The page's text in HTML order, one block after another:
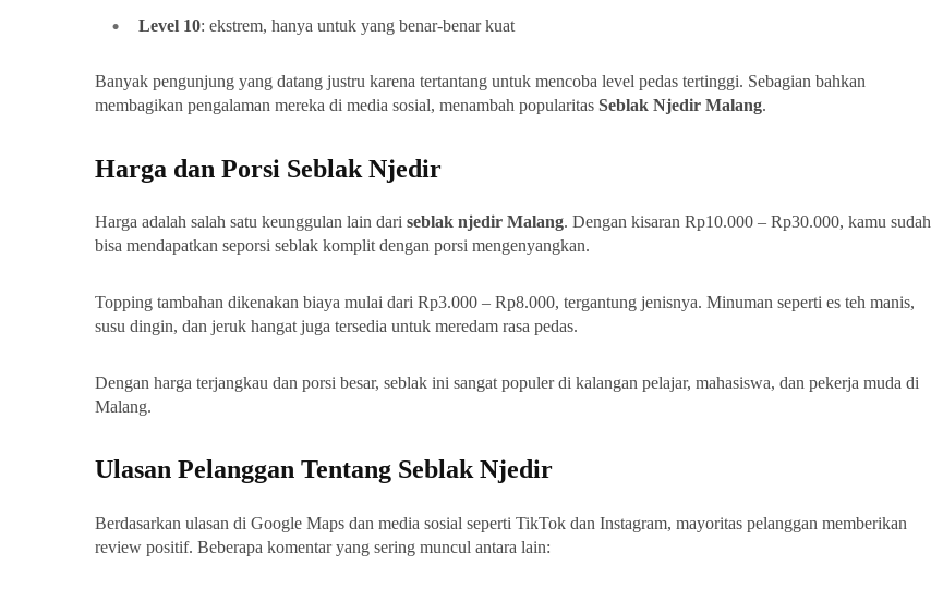
Level 10: ekstrem, hanya untuk yang benar-benar kuat
Banyak pengunjung yang datang justru karena tertantang untuk mencoba level pedas tertinggi. Sebagian bahkan
membagikan pengalaman mereka di media sosial, menambah popularitas Seblak Njedir Malang.
Harga dan Porsi Seblak Njedir
Harga adalah salah satu keunggulan lain dari seblak njedir Malang. Dengan kisaran Rp10.000 – Rp30.000, kamu sudah
bisa mendapatkan seporsi seblak komplit dengan porsi mengenyangkan.
Topping tambahan dikenakan biaya mulai dari Rp3.000 – Rp8.000, tergantung jenisnya. Minuman seperti es teh manis,
susu dingin, dan jeruk hangat juga tersedia untuk meredam rasa pedas.
Dengan harga terjangkau dan porsi besar, seblak ini sangat populer di kalangan pelajar, mahasiswa, dan pekerja muda di
Malang.
Ulasan Pelanggan Tentang Seblak Njedir
Berdasarkan ulasan di Google Maps dan media sosial seperti TikTok dan Instagram, mayoritas pelanggan memberikan
review positif. Beberapa komentar yang sering muncul antara lain: